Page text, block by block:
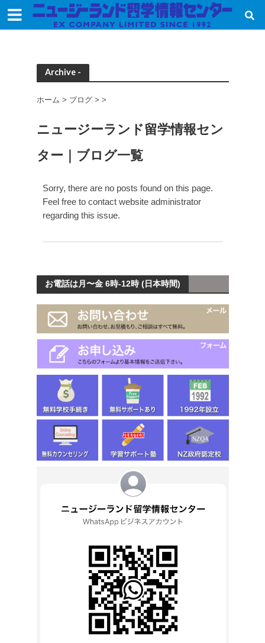
Archive -
ホーム > ブログ> >
ニュージーランド留学情報セン
ター｜ブログ一覧
Sorry, there are no posts found on this page.
Feel free to contact website administrator
regarding this issue.
お電話は月〜金 6時-12時 (日本時間)